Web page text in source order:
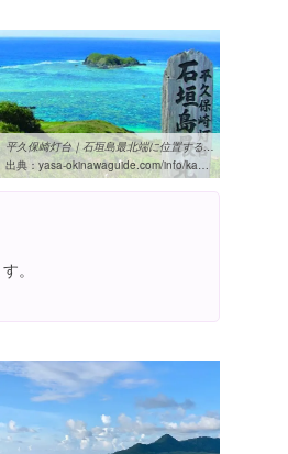
平久保崎灯台｜石垣島最北端に位置する灯台から見る絶景！｜沖縄観光
出典： yasa-okinawaguide.com/info/kanko/spot/detail/170
。